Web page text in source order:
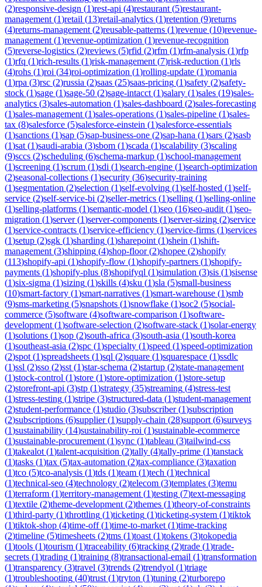
(2)responsive-design (1)rest-api (4)restaurant (5)restaurant-
management (1)retail (13)retail-analytics (1)retention (9)returns
(4)returns-management (2)reusable-patterns (1)revenue (10)revenue-
management (1)revenue-optimization (1)revenue-recognition
(5)reverse-logistics (2)reviews (5)rfid (2)rfm (1)rfm-analysis (1)rfp
(1)rfq (1)rich-results (1)risk-management (7)risk-reduction (1)rls
(4)rohs (1)roi (34)roi-optimization (1)rolling-update (1)romania
(1)rpa (3)rsc (2)russia (2)saas (25)saas-pricing (1)safety (2)safety-
stock (1)sage (1)sage-50 (2)sage-intacct (1)salary (1)sales (19)sales-
analytics (3)sales-automation (1)sales-dashboard (2)sales-forecasting
(1)sales-management (1)sales-operations (1)sales-pipeline (1)sales-
tax (8)salesforce (5)salesforce-einstein (1)salesforce-essentials
(1)sanctions (1)sap (5)sap-business-one (2)sap-hana (1)sars (2)sasb
(1)sat (1)saudi-arabia (3)sbom (1)scada (1)scalability (3)scaling
(9)sccs (2)scheduling (6)schema-markup (1)school-management
(1)screening (1)scrum (1)sdi (1)search-engine (1)search-optimization
(2)seasonal-collections (1)security (36)security-training
(1)segmentation (2)selection (1)self-evolving (1)self-hosted (1)self-
service (2)self-service-bi (2)seller-metrics (1)selling (1)selling-online
(1)selling-platforms (1)semantic-model (1)seo (16)seo-audit (1)seo-
migration (1)server(1)server-components (1)server-sizing (2)service
(1)service-contracts (1)service-efficiency (1)service-firms (1)services
(1)setup (2)sgk (1)sharding (1)sharepoint (1)shein (1)shift-
management (3)shipping (4)shop-floor(2)shopee (2)shopify
(113)shopify-api (1)shopify-flow (1)shopify-partners (1)shopify-
payments (1)shopify-plus (8)shopifyql (1)simulation (3)sis (1)sisense
(1)six-sigma (1)sizing (1)skills (4)sku (1)sla (5)small-business
(10)smart-factory (1)smart-narratives (1)smart-warehouse (1)smb
(9)sms-marketing (5)snapshots (1)snowflake (1)soc2 (5)social-
commerce (5)software (4)software-comparison (1)software-
development (1)software-selection (2)software-stack (1)solar-energy
(1)solutions (1)sop (2)south-africa (3)south-asia (1)south-korea
(1)southeast-asia (2)spc (1)specialty (1)speed (1)speed-optimization
(2)spot (1)spreadsheets (1)sql (2)square (1)squarespace (1)ssdlc
(1)ssl (2)sso (2)sst (1)star-schema (2)startup (2)state-management
(1)stock-control (1)store (1)store-optimization (1)store-setup
(2)storefront-api (3)stp (1)strategy (35)streaming (4)stress-test
(1)stress-testing (1)stripe (3)structured-data (1)student-management
(2)student-performance (1)studio (3)subscriber(1)subscription
(2)subscriptions (6)supplier(1)supply-chain (28)support (6)surveys
(1)sustainability (14)sustainability-roi (1)sustainable-ecommerce
(1)sustainable-procurement (1)sync (1)tableau (3)tailwind-css
(1)takealot (1)talent-acquisition (2)tally (4)tally-prime (1)tanstack
(1)tasks (1)tax (5)tax-automation (2)tax-compliance (3)taxation
(1)tco (5)tco-analysis (1)tds (1)team (1)tech (1)technical
(1)technical-seo (4)technology (2)telecom (3)templates (3)temu
(1)terraform (1)territory-management (1)testing (7)text-messaging
(1)textile (2)theme-development (2)themes (1)theory-of-constraints
(1)third-party (1)throttling (1)ticketing (1)ticketing-system (1)tiktok
(1)tiktok-shop (4)time-off(1)time-to-market (1)time-tracking
(2)timeline (5)timesheets (2)tms (1)toast (1)tokens (3)tokopedia
(1)tools (1)tourism (1)traceability (6)tracking (2)trade (1)trade-
secrets (1)trading (1)training (8)transactional-email (1)transformation
(1)transparency (3)travel (3)trends (2)trendyol (1)triage
(1)troubleshooting (40)trust (1)tryton (1)tuning (2)turborepo